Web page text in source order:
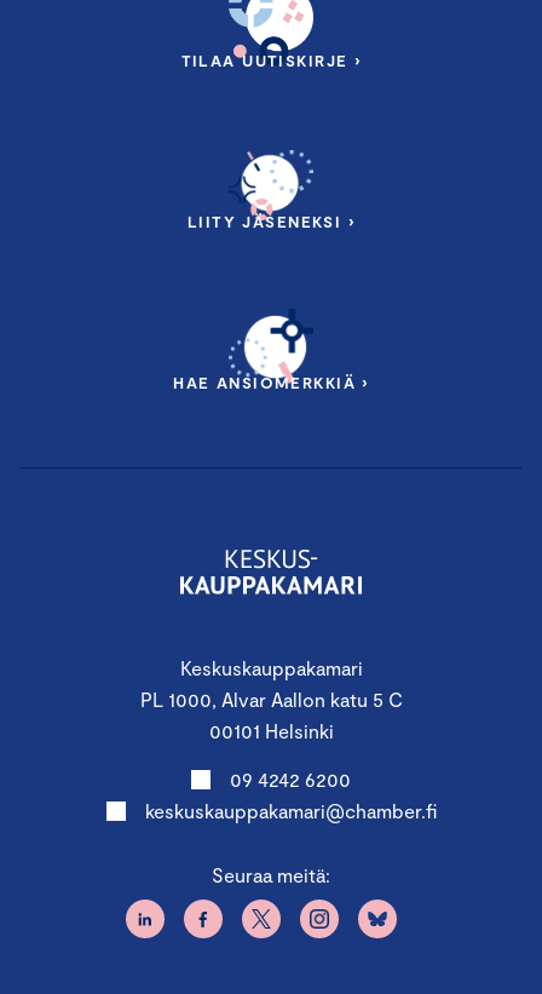
Keskuskauppakamari
PL 1000, Alvar Aallon katu 5 C
00101 Helsinki
09 4242 6200
keskuskauppakamari@chamber.fi
Seuraa meitä:
TILAA UUTISKIRJE ›
LIITY JÄSENEKSI ›
HAE ANSIOMERKKIÄ ›